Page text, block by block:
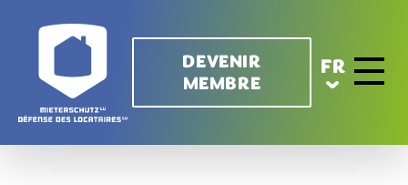
DEVENIR
MEMBRE
FR
Toggle